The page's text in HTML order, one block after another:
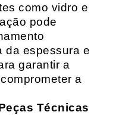
como vidro e
pode
da espessura e
garantir a
a
Técnicas